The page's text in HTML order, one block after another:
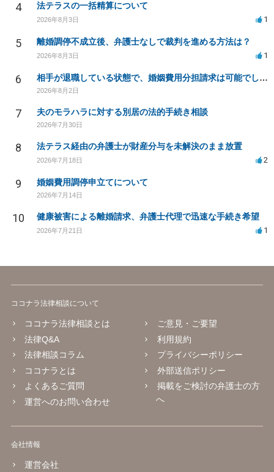
4 法テラスの一括精算について
2026年8月3日 1
5 離婚調停不成立後、弁護士なしで裁判を進める方法は？
2026年8月3日 1
6 相手が退職している状態で、婚姻費用分担請求は可能でしょうか？
2026年8月2日
7 夫のモラハラに対する別居の法的手続き相談
2026年7月30日
8 法テラス経由の弁護士が財産分与を未解決のまま放置
2026年7月18日 2
9 婚姻費用調停申立てについて
2026年7月14日
10 健康被害による離婚請求、弁護士代理で迅速な手続き希望
2026年7月21日 1
ココナラ法律相談について
ココナラ法律相談とは
法律Q&A
法律相談コラム
ココナラとは
よくあるご質問
運営へのお問い合わせ
ご意見・ご要望
利用規約
プライバシーポリシー
外部送信ポリシー
掲載をご検討の弁護士の方
へ
会社情報
運営会社